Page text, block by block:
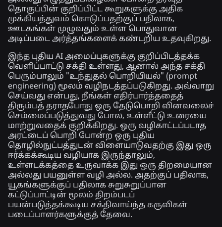
தொகுப்பின் குறிப்பிட்ட கூறுகளுக்கு அதிக
முக்கியத்துவம் கொடுப்பதற்குப் பதிலாக,
ஊடகங்கள் முழுவதும் உள்ள பொதுவான
அடிப்படை அர்த்தங்களைக் கண்டறிய உதவுகிறது.
இந்த புதிய AI அமைப்புகளுக்கு குறிப்பிடத்தக்க
வெளிப்பாட்டு சக்தி உள்ளது, ஆனால் அந்த சக்தி
பெரும்பாலும் "உந்துதல் பொறியியல்" (prompt
engineering) மூலம் வழிநடத்தப்படுகிறது. அவ்வாறு
செய்வது என்பது, நீங்கள் எதிர்பார்த்ததைத்
திரும்பத் தராதபோது ஒரு தேடுபொறி வினவலைச்
செம்மைப்படுத்துவது போல, உள்ளீட்டு உரையை
மாற்றுவதைக் குறிக்கிறது. ஒரு வழிகாட்டப்படாத
அரட்டைப் பொறி போன்ற ஒரு புதிய
தொழில்நுட்பத்துடன் விளையாடுவதற்கு இது ஒரு
ஈர்க்கக்கூடிய வழியாக இருந்தாலும்,
உள்ளடக்கத்தை உருவாக்க இது ஒரு திறமையான
அல்லது பயனுள்ள வழி அல்ல. அதற்குப் பதிலாக,
யூகங்களுக்குப் பதிலாக சுறுசுறுப்பான
கட்டுப்பாட்டின் மூலம் திறம்படப்
பயன்படுத்தக்கூடிய சக்திவாய்ந்த கருவிகள்
படைப்பாளர்களுக்குத் தேவை.